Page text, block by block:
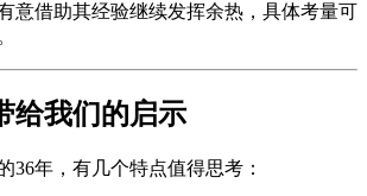
意借助其经验继续发挥余热，具体考量可
给我们的启示
36年，有几个特点值得思考：